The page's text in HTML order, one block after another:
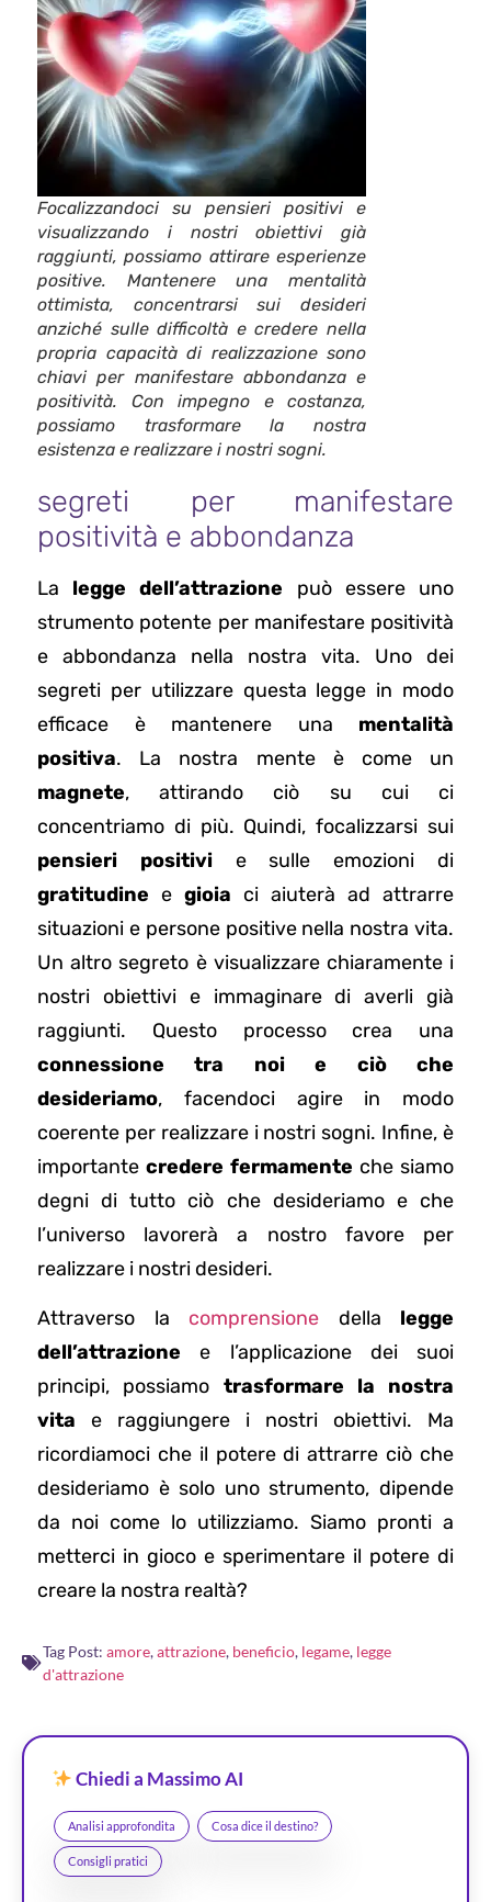
Focalizzandoci su pensieri positivi e
visualizzando i nostri obiettivi già
raggiunti, possiamo attirare esperienze
positive. Mantenere una mentalità
ottimista, concentrarsi sui desideri
anziché sulle difficoltà e credere nella
propria capacità di realizzazione sono
chiavi per manifestare abbondanza e
positività. Con impegno e costanza,
possiamo trasformare la nostra
esistenza e realizzare i nostri sogni.
segreti per manifestare
positività e abbondanza
La legge dell’attrazione può essere uno
strumento potente per manifestare positività
e abbondanza nella nostra vita. Uno dei
segreti per utilizzare questa legge in modo
efficace è mantenere una mentalità
positiva. La nostra mente è come un
magnete, attirando ciò su cui ci
concentriamo di più. Quindi, focalizzarsi sui
pensieri positivie sulle emozioni di
gratitudine e gioia ci aiuterà ad attrarre
situazioni e persone positive nella nostra vita.
Un altro segreto è visualizzare chiaramente i
nostri obiettivi e immaginare di averli già
raggiunti. Questo processo crea una
connessione tra noi e ciò che
desideriamo, facendoci agire in modo
coerente per realizzare i nostri sogni. Infine, è
importante credere fermamente che siamo
degni di tutto ciò che desideriamo e che
l’universo lavorerà a nostro favore per
realizzare i nostri desideri.
Attraverso la comprensione della legge
dell’attrazione e l’applicazione dei suoi
principi, possiamo trasformare la nostra
vita e raggiungere i nostri obiettivi. Ma
ricordiamoci che il potere di attrarre ciò che
desideriamo è solo uno strumento, dipende
da noi come lo utilizziamo. Siamo pronti a
metterci in gioco e sperimentare il potere di
creare la nostra realtà?
Tag Post: amore,attrazione, beneficio, legame, legge
d'attrazione
Chiedi a Massimo AI
Analisi approfondita Cosa dice il destino?
Consigli pratici